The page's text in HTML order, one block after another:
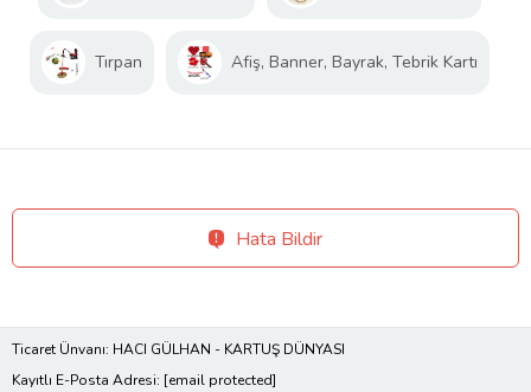
Tırpan Afiş, Banner, Bayrak, Tebrik Kartı
Hata Bildir
Ticaret Ünvanı: HACI GÜLHAN - KARTUŞ DÜNYASI
Kayıtlı E-Posta Adresi: [email protected]